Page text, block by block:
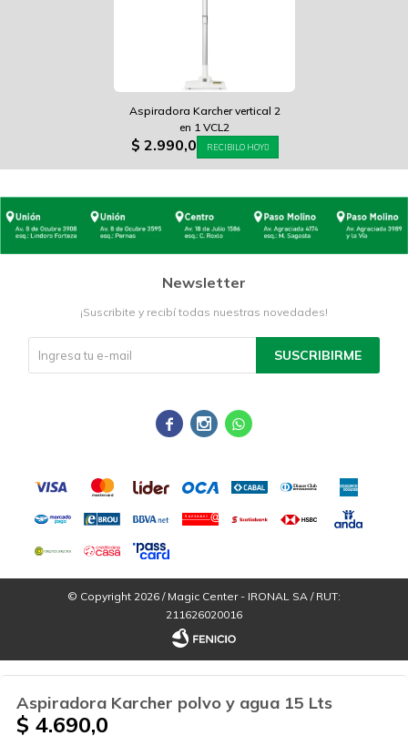
Aspiradora Karcher polvo y agua 15 Lts
$ 4.690,0
Aspiradora Karcher vertical 2
en 1 VCL2
$ 2.990,0 RECIBILO HOY
Newsletter
¡Suscribite y recibí todas nuestras novedades!
SUSCRIBIRME
  
© Copyright 2026 / Magic Center - IRONAL SA / RUT:
211626020016